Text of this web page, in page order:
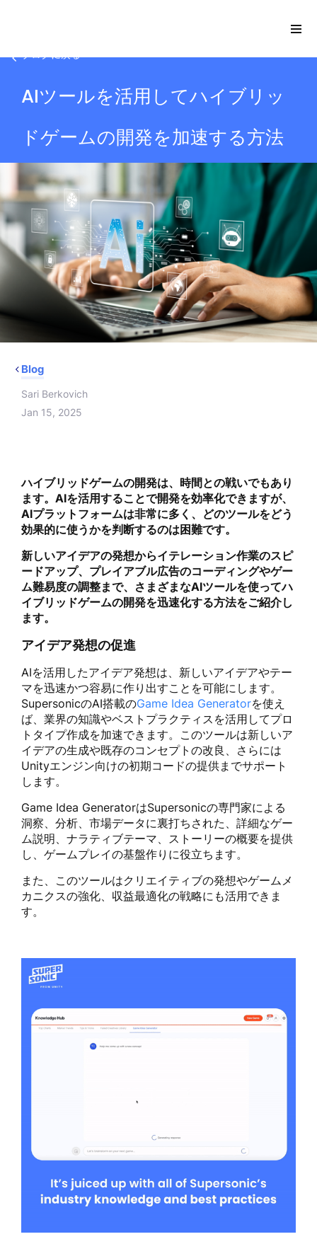
Please
includes
accessibility
system.
AIツールを活用してハイブリッ
ドゲームの開発を加速する方法
Blog
Sari Berkovich
Jan 15, 2025
ハイブリッドゲームの開発は、時間との戦いでもあり
ます。AIを活用することで開発を効率化できますが、
AIプラットフォームは非常に多く、どのツールをどう
効果的に使うかを判断するのは困難です。
新しいアイデアの発想からイテレーション作業のスピ
ードアップ、プレイアブル広告のコーディングやゲー
ム難易度の調整まで、さまざまなAIツールを使ってハ
イブリッドゲームの開発を迅速化する方法をご紹介し
ます。
アイデア発想の促進
AIを活用したアイデア発想は、新しいアイデアやテー
マを迅速かつ容易に作り出すことを可能にします。
SupersonicのAI搭載のGame Idea Generatorを使え
ば、業界の知識やベストプラクティスを活用してプロ
トタイプ作成を加速できます。このツールは新しいア
イデアの生成や既存のコンセプトの改良、さらには
Unityエンジン向けの初期コードの提供までサポート
します。
Game Idea GeneratorはSupersonicの専門家による
洞察、分析、市場データに裏打ちされた、詳細なゲー
ム説明、ナラティブテーマ、ストーリーの概要を提供
し、ゲームプレイの基盤作りに役立ちます。
また、このツールはクリエイティブの発想やゲームメ
カニクスの強化、収益最適化の戦略にも活用できま
す。